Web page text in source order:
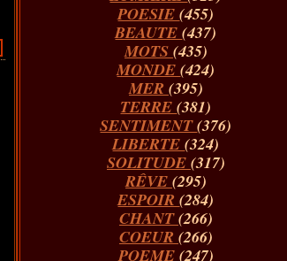
POESIE(455)
BEAUTE(437)
MOTS (435)
MONDE(424)
MER (395)
TERRE(381)
SENTIMENT(376)
LIBERTE(324)
SOLITUDE (317)
RÊVE (295)
ESPOIR(284)
CHANT(266)
COEUR (266)
POEME (247)